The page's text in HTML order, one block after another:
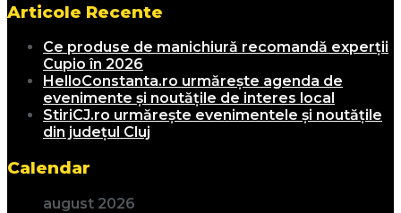
Articole Recente
Ce produse de manichiură recomandă experții
Cupio în 2026
HelloConstanta.ro urmărește agenda de
evenimente și noutățile de interes local
StiriCJ.ro urmărește evenimentele și noutățile
din județul Cluj
Calendar
august 2026